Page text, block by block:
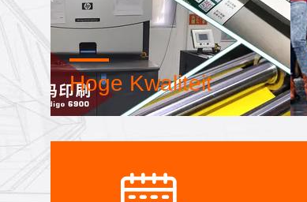
Hoge Kwaliteit
Vertrouwenszegel, kredietcontrole,
RoSH en beoordeling van de
heeft een strikt